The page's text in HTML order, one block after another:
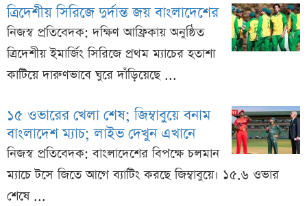
ত্রিদেশীয় সিরিজে দুর্দান্ত জয় বাংলাদেশের
নিজস্ব প্রতিবেদক: দক্ষিণ আফ্রিকায় অনুষ্ঠিত
ত্রিদেশীয় ইমার্জিং সিরিজে প্রথম ম্যাচের হতাশা
কাটিয়ে দারুণভাবে ঘুরে দাঁড়িয়েছে ...
১৫ ওভারের খেলা শেষ; জিম্বাবুয়ে বনাম
বাংলাদেশ ম্যাচ; লাইভ দেখুন এখানে
নিজস্ব প্রতিবেদক: বাংলাদেশের বিপক্ষে চলমান
ম্যাচে টসে জিতে আগে ব্যাটিং করছে জিম্বাবুয়ে। ১৫.৬ ওভার
শেষে ...